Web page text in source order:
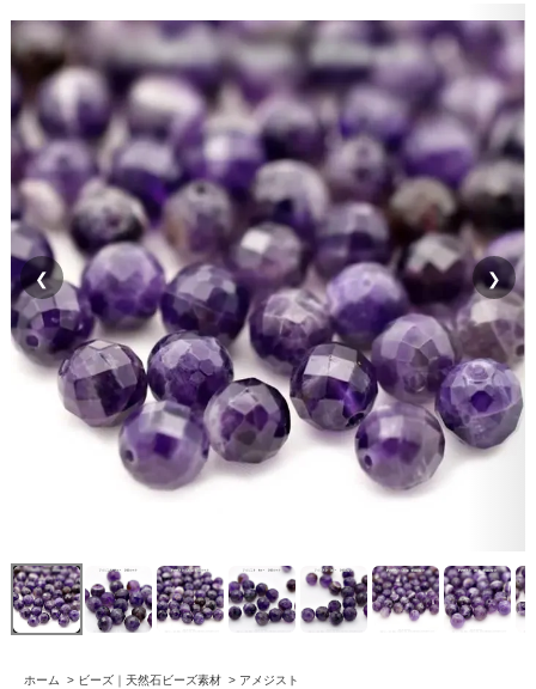
❮ ❯
ホーム > ビーズ｜天然石ビーズ素材 > アメジスト